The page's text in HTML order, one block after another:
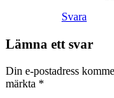
Svara
Lämna ett svar
Din e-postadress
märkta *